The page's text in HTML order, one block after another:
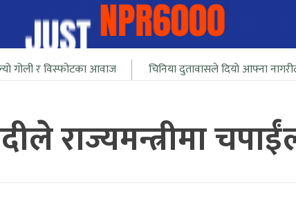
आवाज चिनिया दुतावासले दियो आफ्ना नागरीलाई भारत सिमा
राज्यमन्त्रीमा